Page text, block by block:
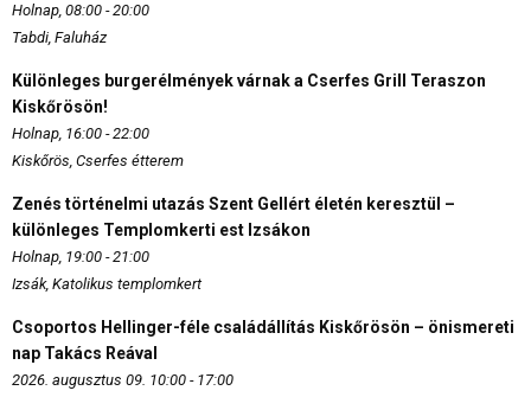
Holnap, 08:00 - 20:00
Tabdi, Faluház
Különleges burgerélmények várnak a Cserfes Grill Teraszon
Kiskőrösön!
Holnap, 16:00 - 22:00
Kiskőrös, Cserfes étterem
Zenés történelmi utazás Szent Gellért életén keresztül –
különleges Templomkerti est Izsákon
Holnap, 19:00 - 21:00
Izsák, Katolikus templomkert
Csoportos Hellinger-féle családállítás Kiskőrösön – önismereti
nap Takács Reával
2026. augusztus 09. 10:00 - 17:00